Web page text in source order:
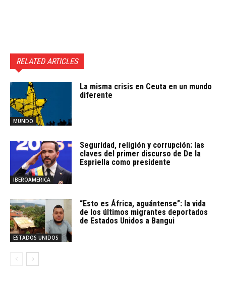
RELATED ARTICLES
MUNDO
La misma crisis en Ceuta en un mundo
diferente
IBEROAMERICA
Seguridad, religión y corrupción: las
claves del primer discurso de De la
Espriella como presidente
ESTADOS UNIDOS
“Esto es África, aguántense”: la vida
de los últimos migrantes deportados
de Estados Unidos a Bangui